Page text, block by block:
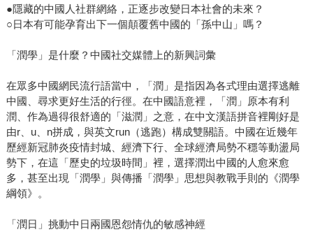
●隱藏的中國人社群網絡，正逐步改變日本社會的未來？
○日本有可能孕育出下一個顛覆舊中國的「孫中山」嗎？
「潤學」是什麼？中國社交媒體上的新興詞彙
在眾多中國網民流行語當中，「潤」是指因為各式理由選擇逃離
中國、尋求更好生活的行徑。在中國語意裡，「潤」原本有利
潤、作為過得很舒適的「滋潤」之意，在中文漢語拼音裡剛好是
由r、u、n拼成，與英文run（逃跑）構成雙關語。中國在近幾年
歷經新冠肺炎疫情封城、經濟下行、全球經濟局勢不穩等動盪局
勢下，在這「歷史的垃圾時間」裡，選擇潤出中國的人愈來愈
多，甚至出現「潤學」與傳播「潤學」思想與教戰手則的《潤學
綱領》。
「潤日」挑動中日兩國恩怨情仇的敏感神經